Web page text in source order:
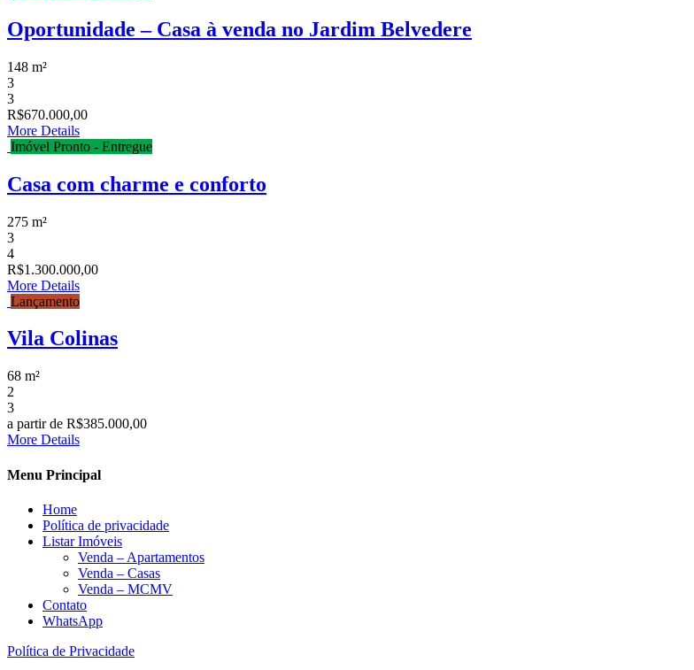
Oportunidade – Casa à venda no Jardim Belvedere
148 m²
3
3
R$670.000,00
More Details
Imóvel Pronto - Entregue
Casa com charme e conforto
275 m²
3
4
R$1.300.000,00
More Details
Lançamento
Vila Colinas
68 m²
2
3
a partir de R$385.000,00
More Details
Menu Principal
Home
Política de privacidade
Listar Imóveis
Venda – Apartamentos
Venda – Casas
Venda – MCMV
Contato
WhatsApp
Política de Privacidade